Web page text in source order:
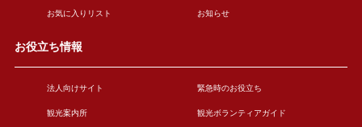
お気に入りリスト お知らせ
お役立ち情報
法人向けサイト 緊急時のお役立ち
観光案内所 観光ボランティアガイド